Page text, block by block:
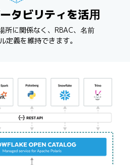
タビリティを活用
所に関係なく、RBAC、名前
定義を維持できます。